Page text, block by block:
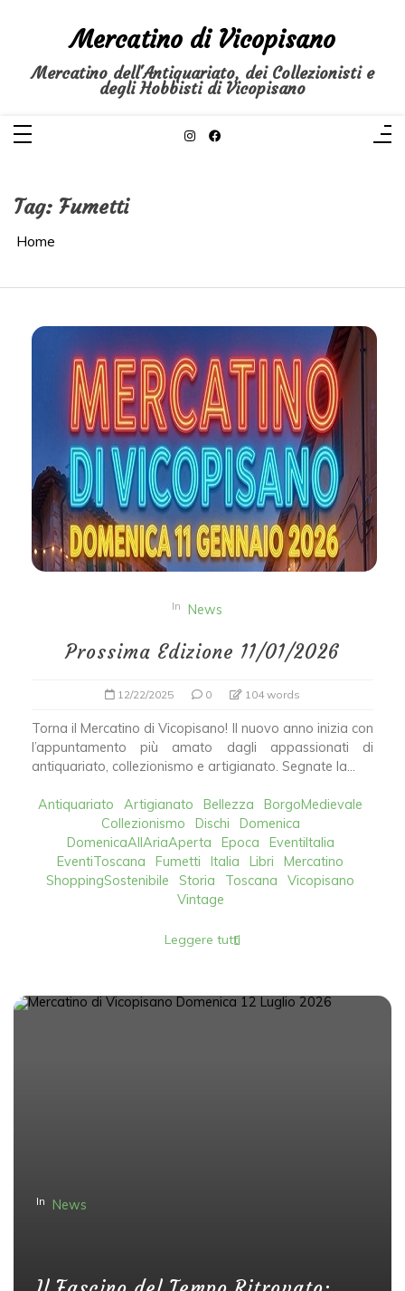
Mercatino di Vicopisano
Mercatino dell'Antiquariato, dei Collezionisti e
degli Hobbisti di Vicopisano
Tag: Fumetti
Home
In News
Prossima Edizione 11/01/2026
12/22/2025 0 104 words
Torna il Mercatino di Vicopisano! ​Il nuovo anno inizia con
l’appuntamento più amato dagli appassionati di
antiquariato, collezionismo e artigianato. Segnate la...
Antiquariato Artigianato Bellezza
BorgoMedievale
Collezionismo
Dischi
Domenica
DomenicaAllAriaAperta
Epoca
EventiItalia
EventiToscana
Fumetti Italia Libri
Mercatino
ShoppingSostenibile
Storia Toscana
Vicopisano
Vintage
Leggere tutti
In News